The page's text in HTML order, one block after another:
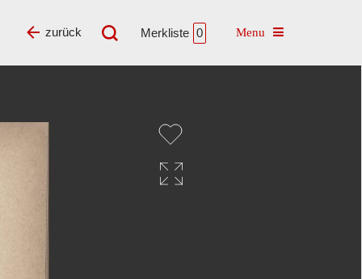
Merkliste 0 Toggle navigation
zurück